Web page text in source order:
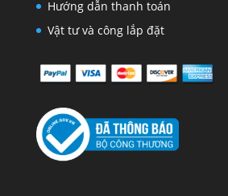
Hướng dẫn thanh toán
Vật tư và công lắp đặt